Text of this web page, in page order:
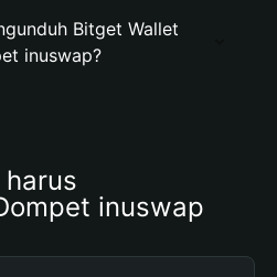
Bitget Wallet
inuswap?
inuswap